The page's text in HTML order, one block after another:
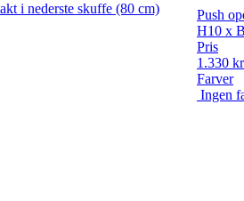
i nederste skuffe (80 cm)
Push
H10 x
Pris
1.330
Farver
Ingen